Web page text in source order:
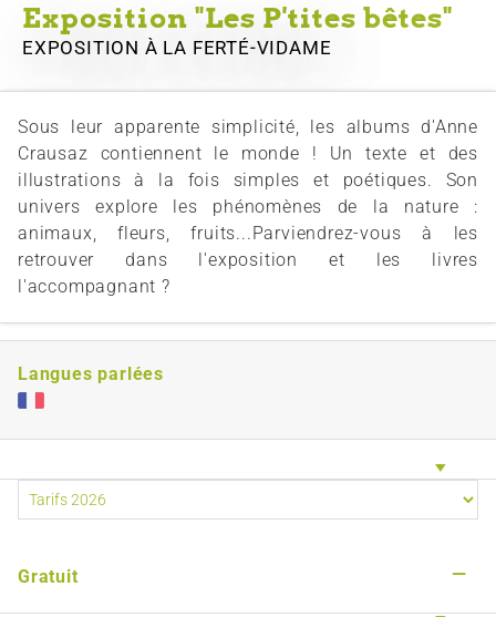
Exposition "Les P'tites bêtes"
EXPOSITION À LA FERTÉ-VIDAME
Sous leur apparente simplicité, les albums d'Anne
Crausaz contiennent le monde ! Un texte et des
illustrations à la fois simples et poétiques. Son
univers explore les phénomènes de la nature :
animaux, fleurs, fruits...Parviendrez-vous à les
retrouver dans l'exposition et les livres
l'accompagnant ?
Langues parlées
Gratuit —